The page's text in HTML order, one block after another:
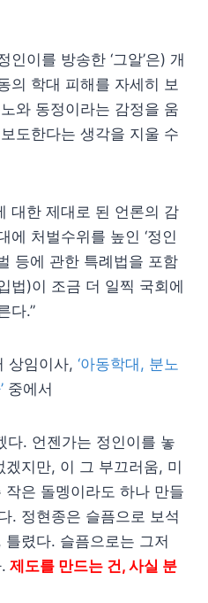
이를 방송한 ‘그알’은) 개
의 학대 피해를 자세히 보
와 동정이라는 감정을 움
도한다는 생각을 지울 수
대한 제대로 된 언론의 감
에 처벌수위를 높인 ‘정인
등에 관한 특례법을 포함
법)이 조금 더 일찍 국회에
다.”
상임이사, ‘아동학대, 분노
중에서
다. 언젠가는 정인이를 놓
지만, 이 그 부끄러움, 미
은 돌멩이라도 하나 만들
. 정현종은 슬픔으로 보석
렸다. 슬픔으로는 그저
제도를 만드는 건, 사실 분